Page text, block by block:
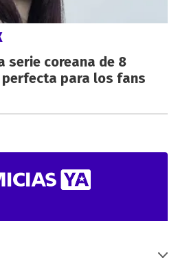
serie coreana de 8
para los fans